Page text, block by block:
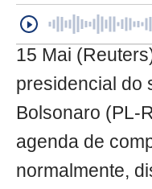
15 Mai
presidencial do
Bolsonaro (PL-
agenda de
normalmente,